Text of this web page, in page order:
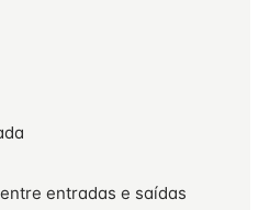
entradas e saídas